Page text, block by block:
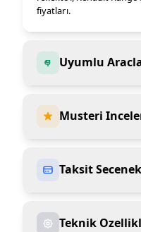
fiyatları.
Uyumlu
Musteri
Taksit
Teknik